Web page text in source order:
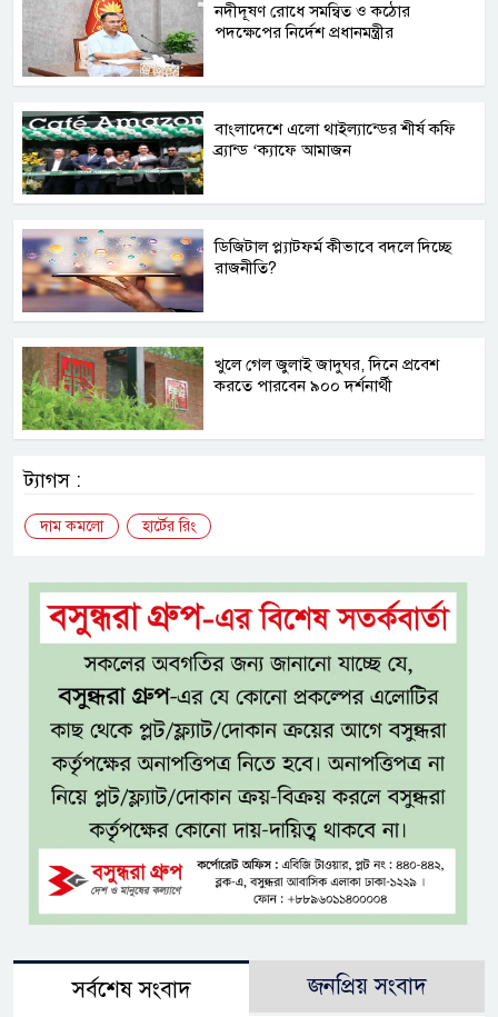
নদীদূষণ রোধে সমন্বিত ও কঠোর
পদক্ষেপের নির্দেশ প্রধানমন্ত্রীর
বাংলাদেশে এলো থাইল্যান্ডের শীর্ষ কফি
ব্র্যান্ড ‘ক্যাফে আমাজন
ডিজিটাল প্ল্যাটফর্ম কীভাবে বদলে দিচ্ছে
রাজনীতি?
খুলে গেল জুলাই জাদুঘর, দিনে প্রবেশ
করতে পারবেন ৯০০ দর্শনার্থী
ট্যাগস :
দাম কমলো হার্টের রিং
সর্বশেষ সংবাদ জনপ্রিয় সংবাদ